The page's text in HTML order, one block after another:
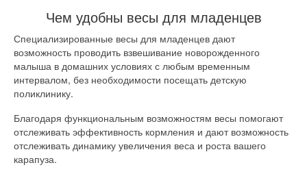
Чем удобны весы для младенцев
Специализированные весы для младенцев дают
возможность проводить взвешивание новорожденного
малыша в домашних условиях с любым временным
интервалом, без необходимости посещать детскую
поликлинику.
Благодаря функциональным возможностям весы помогают
отслеживать эффективность кормления и дают возможность
отслеживать динамику увеличения веса и роста вашего
карапуза.